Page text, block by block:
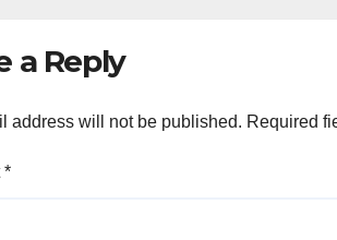
a Reply
address will not be published. Required
*